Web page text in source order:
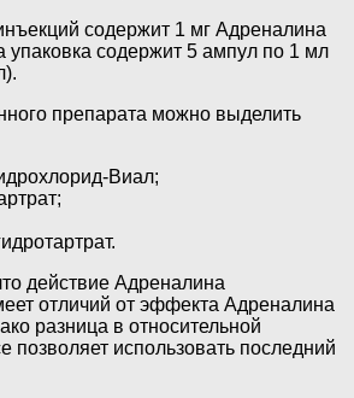
содержит 1 мг Адреналина
упаковка содержит 5 ампул по 1 мл
препарата можно выделить
Виал;
действие Адреналина
отличий от эффекта Адреналина
разница в относительной
позволяет использовать последний